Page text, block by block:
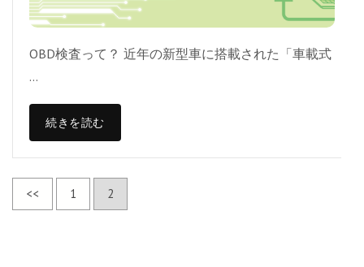
OBD検査って？ 近年の新型車に搭載された「車載式
…
続きを読む
投
稿
<<
固
定
1
固
定
2